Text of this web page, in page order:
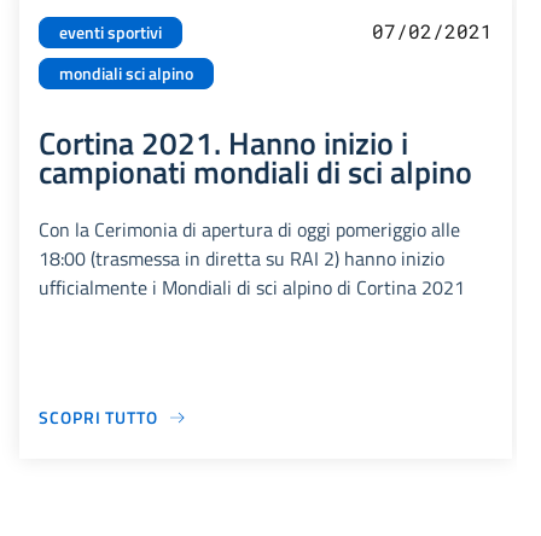
eventi sportivi
mondiali sci alpino
07/02/2021
Cortina 2021. Hanno inizio i
campionati mondiali di sci alpino
Con la Cerimonia di apertura di oggi pomeriggio alle
18:00 (trasmessa in diretta su RAI 2) hanno inizio
ufficialmente i Mondiali di sci alpino di Cortina 2021
SCOPRI TUTTO